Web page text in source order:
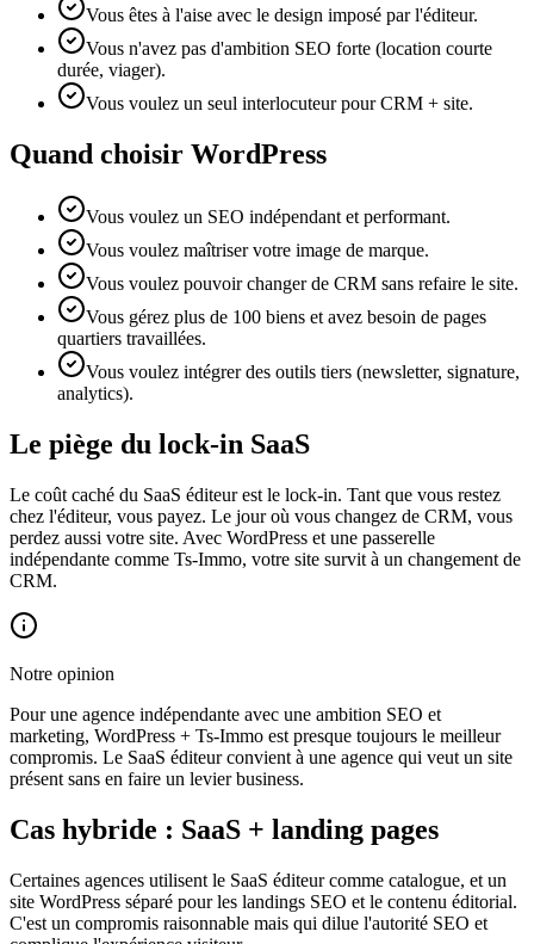
Vous êtes à l'aise avec le design imposé par l'éditeur.
Vous n'avez pas d'ambition SEO forte (location courte
durée, viager).
Vous voulez un seul interlocuteur pour CRM + site.
Quand choisir WordPress
Vous voulez un SEO indépendant et performant.
Vous voulez maîtriser votre image de marque.
Vous voulez pouvoir changer de CRM sans refaire le site.
Vous gérez plus de 100 biens et avez besoin de pages
quartiers travaillées.
Vous voulez intégrer des outils tiers (newsletter, signature,
analytics).
Le piège du lock-in SaaS
Le coût caché du SaaS éditeur est le lock-in. Tant que vous restez
chez l'éditeur, vous payez. Le jour où vous changez de CRM, vous
perdez aussi votre site. Avec WordPress et une passerelle
indépendante comme Ts-Immo, votre site survit à un changement de
CRM.
Notre opinion
Pour une agence indépendante avec une ambition SEO et
marketing, WordPress + Ts-Immo est presque toujours le meilleur
compromis. Le SaaS éditeur convient à une agence qui veut un site
présent sans en faire un levier business.
Cas hybride : SaaS + landing pages
Certaines agences utilisent le SaaS éditeur comme catalogue, et un
site WordPress séparé pour les landings SEO et le contenu éditorial.
C'est un compromis raisonnable mais qui dilue l'autorité SEO et